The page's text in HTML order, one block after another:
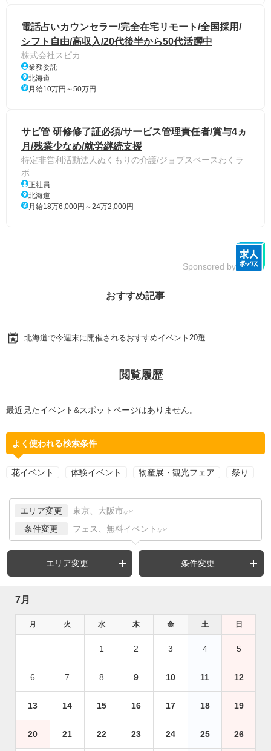
電話占いカウンセラー/完全在宅リモート/全国採用/
シフト自由/高収入/20代後半から50代活躍中
株式会社スピカ
業務委託
北海道
月給10万円～50万円
サビ管 研修修了証必須/サービス管理責任者/賞与4ヵ
月/残業少なめ/就労継続支援
特定非営利活動法人ぬくもりの介護/ジョブスペースわくラ
ボ
正社員
北海道
月給18万6,000円～24万2,000円
Sponsored by
おすすめ記事
北海道で今週末に開催されるおすすめイベント20選
閲覧履歴
最近見たイベント&スポットページはありません。
よく使われる検索条件
花イベント 体験イベント 物産展・観光フェア 祭り
エリア変更 東京、大阪市 など
条件変更 フェス、無料イベント など
エリア変更 条件変更
7月
月 火 水 木 金 土 日
1 2 3 4 5
6 7 8 9 10 11 12
13 14 15 16 17 18 19
20 21 22 23 24 25 26